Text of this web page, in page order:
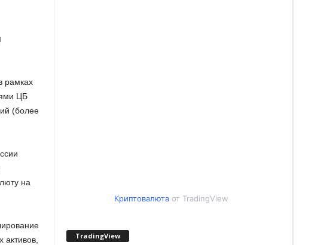
рамках
ЦБ
(более
на
Криптовалютаот TradingView
TradingView